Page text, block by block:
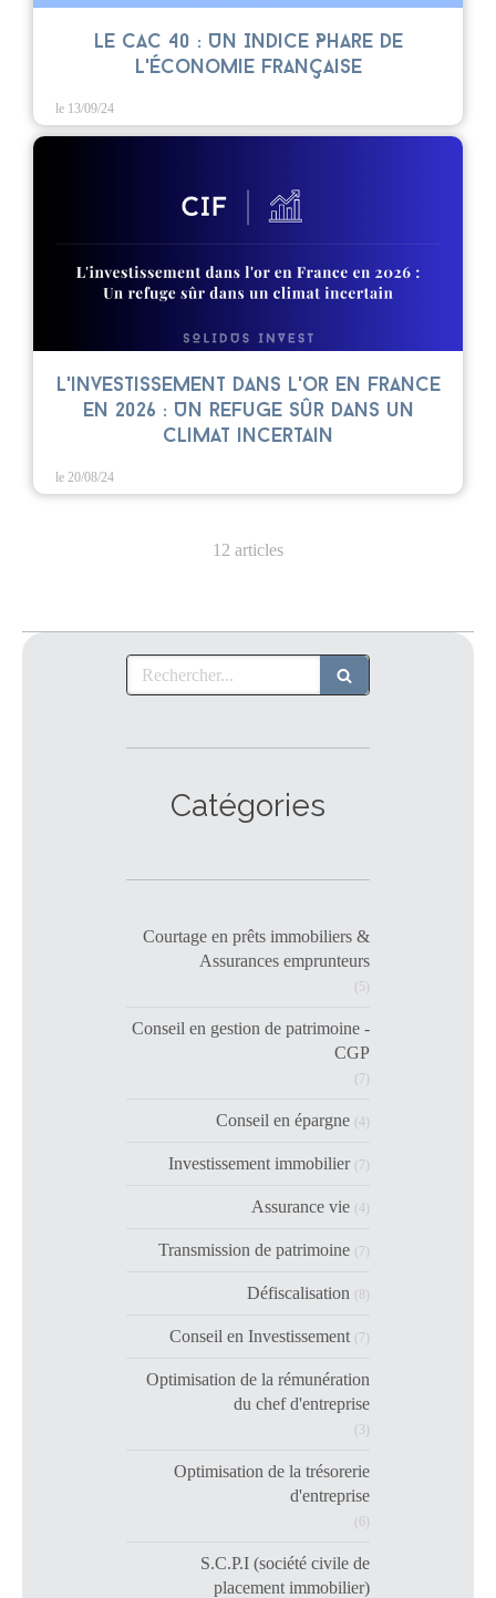
Le CAC 40 : Un Indice Phare de
l'Économie Française
le 13/09/24
L'investissement dans l'or en France
en 2026 : Un refuge sûr dans un
climat incertain
le 20/08/24
12 articles
Rechercher
Catégories
Courtage en prêts immobiliers &
Assurances emprunteurs
(5)
Conseil en gestion de patrimoine -
CGP
(7)
Conseil en épargne (4)
Investissement immobilier (7)
Assurance vie (4)
Transmission de patrimoine (7)
Défiscalisation (8)
Conseil en Investissement (7)
Optimisation de la rémunération
du chef d'entreprise
(3)
Optimisation de la trésorerie
d'entreprise
(6)
S.C.P.I (société civile de
placement immobilier)